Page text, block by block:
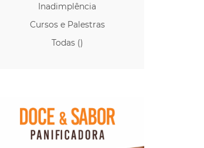
Inadimplência
Cursos e Palestras
Todas ()